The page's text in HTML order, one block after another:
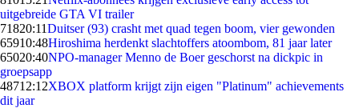
uitgebreide GTA VI trailer
71820:11Duitser (93) crasht met quad tegen boom, vier gewonden
65910:48Hiroshima herdenkt slachtoffers atoombom, 81 jaar later
65020:40NPO-manager Menno de Boer geschorst na dickpic in
groepsapp
48712:12XBOX platform krijgt zijn eigen "Platinum" achievements
dit jaar